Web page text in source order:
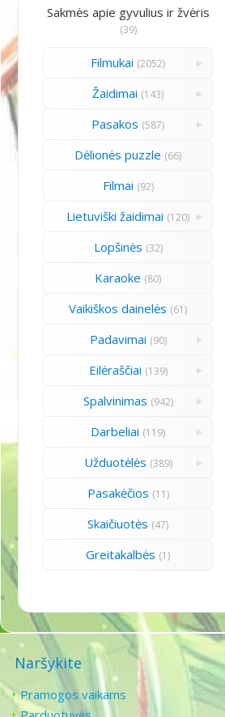
Sakmės apie gyvulius ir žvėris
(39)
Filmukai (2052)
Žaidimai (143)
Pasakos (587)
Dėlionės puzzle (66)
Filmai (92)
Lietuviški žaidimai (120)
Lopšinės (32)
Karaoke (80)
Vaikiškos dainelės (61)
Padavimai (90)
Eilėraščiai (139)
Spalvinimas (942)
Darbeliai (119)
Užduotėlės (389)
Pasakėčios (11)
Skaičiuotės (47)
Greitakalbės (1)
Naršykite
Pramogos vaikams